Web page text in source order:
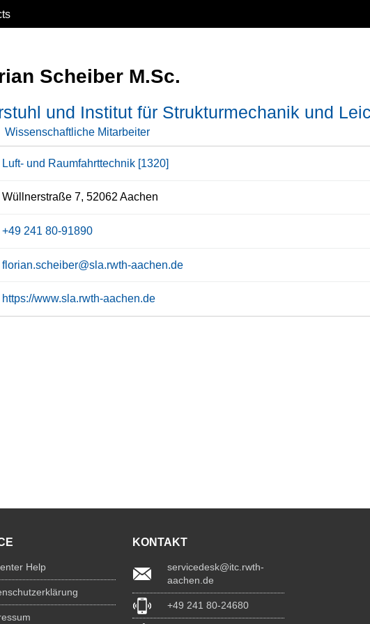
Scheiber M.Sc.
und Institut für Strukturmechanik und
Wissenschaftliche Mitarbeiter
Luft- und Raumfahrttechnik [1320]
Wüllnerstraße 7, 52062 Aachen
+49 241 80-91890
florian.scheiber@sla.rwth-aachen.de
https://www.sla.rwth-aachen.de
Help
KONTAKT
servicedesk@itc.rwth-
aachen.de
+49 241 80-24680